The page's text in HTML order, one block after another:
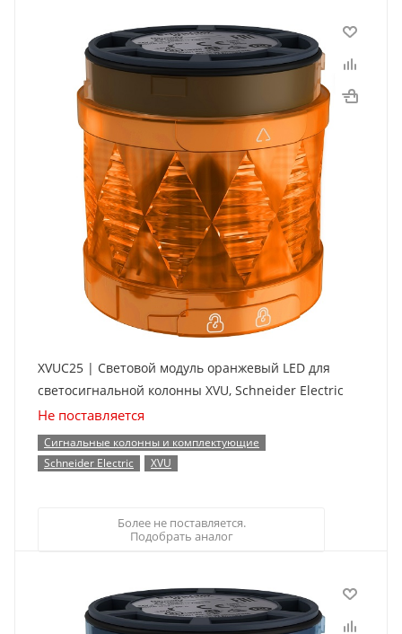
XVUC25 | Световой модуль оранжевый LED для
светосигнальной колонны XVU, Schneider Electric
Не поставляется
Сигнальные колонны и комплектующие
Schneider Electric
XVU
Более не поставляется.
Подобрать аналог